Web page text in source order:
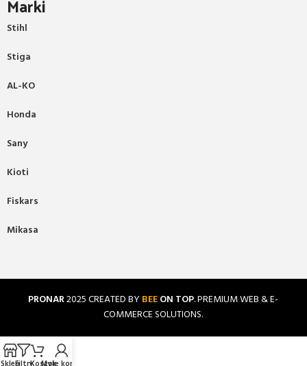
Stihl
Stiga
AL-KO
Honda
Sany
Kioti
Fiskars
Mikasa
PRONAR2025 CREATED BY BEEON TOP. PREMIUM WEB & E-
COMMERCE SOLUTIONS.